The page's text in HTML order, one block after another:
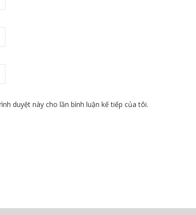
duyệt này cho lần bình luận kế tiếp của tôi.